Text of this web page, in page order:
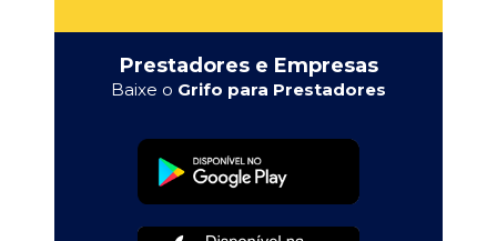
Prestadores e Empresas
Baixe o Grifo para Prestadores